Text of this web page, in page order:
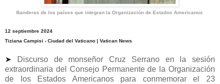
Banderas de los países que integran la Organización de Estados Americanos
12 septiembre 2024
Tiziana Campisi - Ciudad del Vaticano | Vatican News
➤
Discurso de monseñor Cruz Serrano en la sesión
extraordinaria del Consejo Permanente de la Organización
de los Estados Americanos para conmemorar el 23